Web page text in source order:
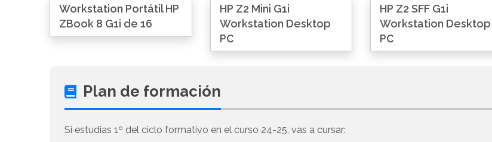
Workstation Portátil HP
ZBook 8 G1i de 16
HP Z2 Mini G1i
Workstation Desktop
PC
HP Z2 SFF G1i
Workstation Desktop
PC
Plan de formación
Si estudias 1º del ciclo formativo en el curso 24-25, vas a cursar: